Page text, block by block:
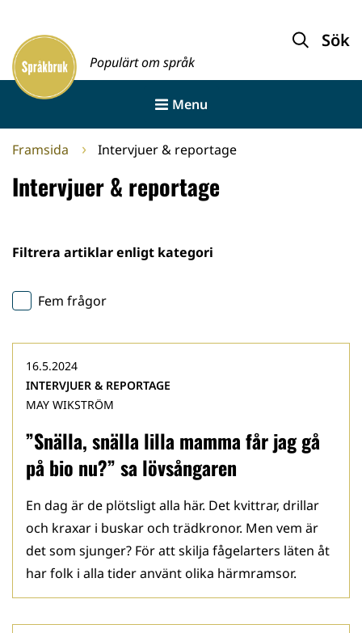
innehållet
Framsida
Populärt om språk
Sök
Menu
Framsida Intervjuer & reportage
Intervjuer & reportage
Filtrera artiklar enligt kategori
Fem frågor
”Snälla, snälla lilla mamma får jag gå
på bio nu?” sa lövsångaren
16.5.2024
INTERVJUER & REPORTAGE
MAY WIKSTRÖM
En dag är de plötsligt alla här. Det kvittrar, drillar
och kraxar i buskar och trädkronor. Men vem är
det som sjunger? För att skilja fågelarters läten åt
har folk i alla tider använt olika härmramsor.